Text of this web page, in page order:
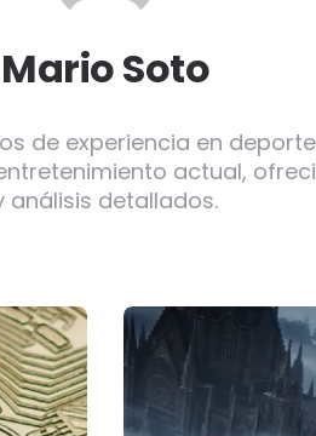
Mario Soto
de experiencia en
actual,
análisis detallados.